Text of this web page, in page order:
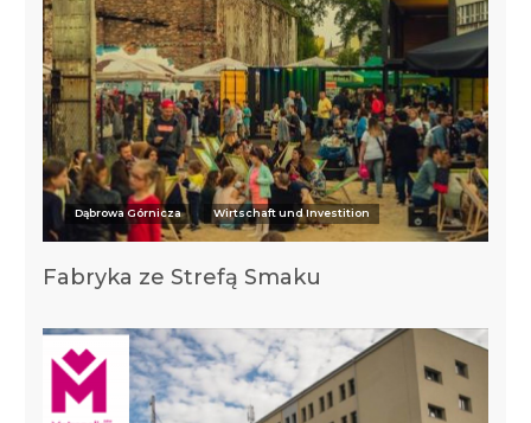
Dąbrowa Górnicza Wirtschaft und Investition
Fabryka ze Strefą Smaku